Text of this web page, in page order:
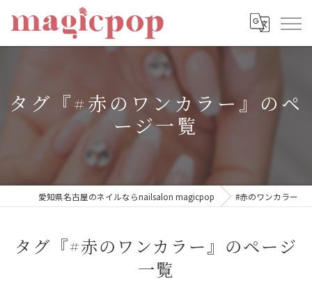
タグ『#赤のワンカラー』のペ
ージ一覧
愛知県名古屋のネイルならnailsalon magicpop #赤のワンカラー
タグ『#赤のワンカラー』のページ
一覧